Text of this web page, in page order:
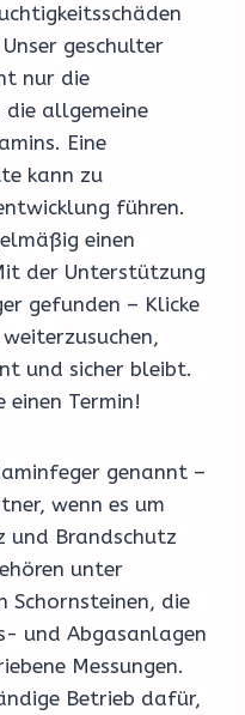
geschulter
nur die
die allgemeine
Eine
kann zu
führen.
einen
der Unterstützung
gefunden – Klicke
und sicher bleibt.
einen Termin!
genannt –
wenn es um
und Brandschutz
unter
Schornsteinen, die
und Abgasanlagen
Messungen.
Betrieb dafür,